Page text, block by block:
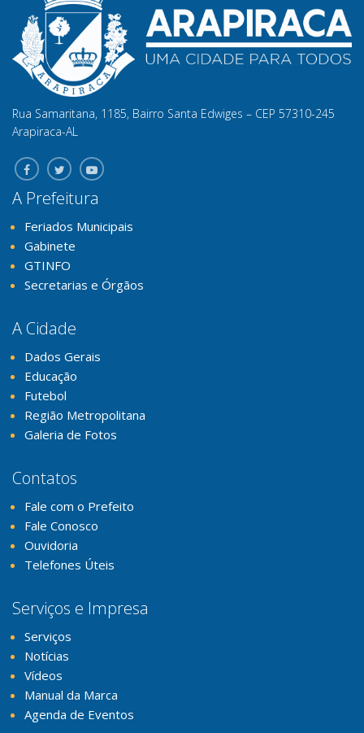
Rua Samaritana, 1185, Bairro Santa Edwiges – CEP 57310-245
Arapiraca-AL
A Prefeitura
Feriados Municipais
Gabinete
GTINFO
Secretarias e Órgãos
A Cidade
Dados Gerais
Educação
Futebol
Região Metropolitana
Galeria de Fotos
Contatos
Fale com o Prefeito
Fale Conosco
Ouvidoria
Telefones Úteis
Serviços e Impresa
Serviços
Notícias
Vídeos
Manual da Marca
Agenda de Eventos